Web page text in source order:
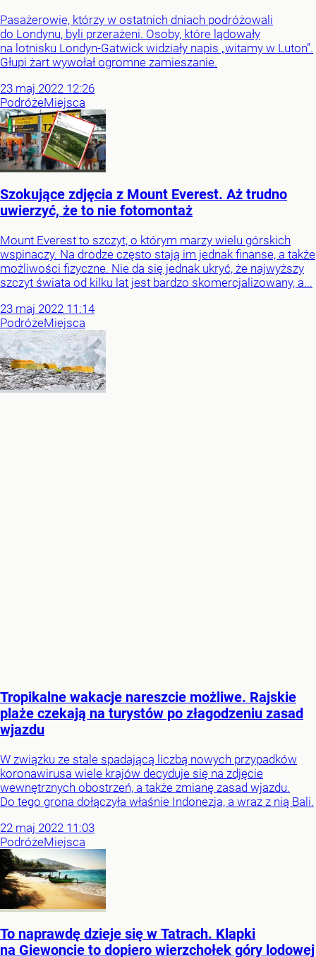
Pasażerowie, którzy w ostatnich dniach podróżowali
do Londynu, byli przerażeni. Osoby, które lądowały
na lotnisku Londyn-Gatwick widziały napis „witamy w Luton”.
Głupi żart wywołał ogromne zamieszanie.
23 maj 2022 12:26
PodróżeMiejsca
Szokujące zdjęcia z Mount Everest. Aż trudno
uwierzyć, że to nie fotomontaż
Mount Everest to szczyt, o którym marzy wielu górskich
wspinaczy. Na drodze często stają im jednak finanse, a także
możliwości fizyczne. Nie da się jednak ukryć, że najwyższy
szczyt świata od kilku lat jest bardzo skomercjalizowany, a...
23 maj 2022 11:14
PodróżeMiejsca
Tropikalne wakacje nareszcie możliwe. Rajskie
plaże czekają na turystów po złagodzeniu zasad
wjazdu
W związku ze stale spadającą liczbą nowych przypadków
koronawirusa wiele krajów decyduje się na zdjęcie
wewnętrznych obostrzeń, a także zmianę zasad wjazdu.
Do tego grona dołączyła właśnie Indonezja, a wraz z nią Bali.
22 maj 2022 11:03
PodróżeMiejsca
To naprawdę dzieje się w Tatrach. Klapki
na Giewoncie to dopiero wierzchołek góry lodowej